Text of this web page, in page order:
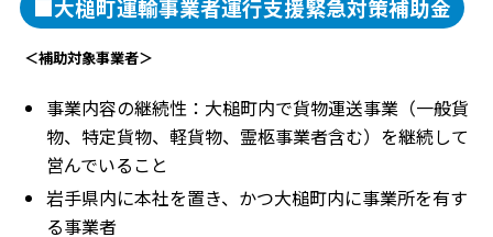
■大槌町運輸事業者運行支援緊急対策補助金
＜補助対象事業者＞
事業内容の継続性：大槌町内で貨物運送事業（一般貨
物、特定貨物、軽貨物、霊柩事業者含む）を継続して
営んでいること
岩手県内に本社を置き、かつ大槌町内に事業所を有す
る事業者